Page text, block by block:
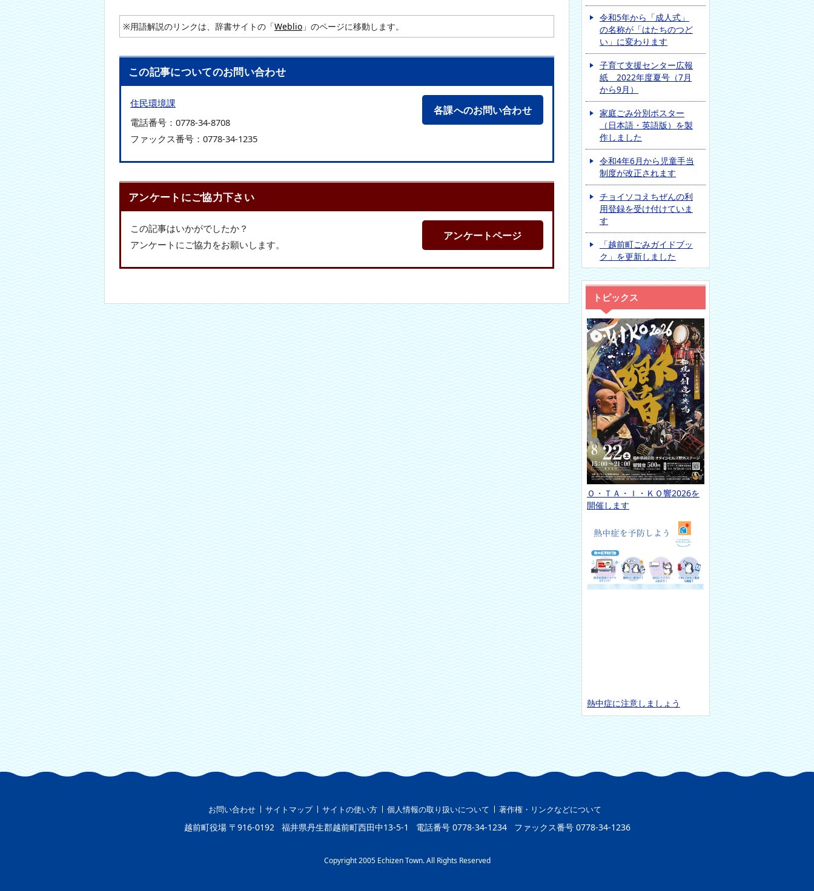
※用語解説のリンクは、辞書サイトの「Weblio 」のページに移動します。
この記事についてのお問い合わせ
住民環境課
電話番号： 0778-34-8708
ファックス番号： 0778-34-1235
各課へのお問い合わせ
アンケートにご協力下さい
この記事はいかがでしたか？
アンケートにご協力をお願いします。
アンケートページ
令和5年から「成人式」
の名称が「はたちのつど
い」に変わります
子育て支援センター広報
紙 2022年度夏号（7月
から9月）
家庭ごみ分別ポスター
（日本語・英語版）を製
作しました
令和4年6月から児童手当
制度が改正されます
チョイソコえちぜんの利
用登録を受け付けていま
す
「越前町ごみガイドブッ
ク」を更新しました
トピックス
Ｏ・ＴＡ・Ｉ・ＫＯ響2026を
開催します
熱中症に注意しましょう
お問い合わせ サイトマップ サイトの使い方 個人情報の取り扱いについて 著作権・リンクなどについて
越前町役場 〒916-0192 福井県丹生郡越前町西田中13-5-1 電話番号 0778-34-1234 ファックス番号 0778-34-1236
Copyright 2005 Echizen Town. All Rights Reserved